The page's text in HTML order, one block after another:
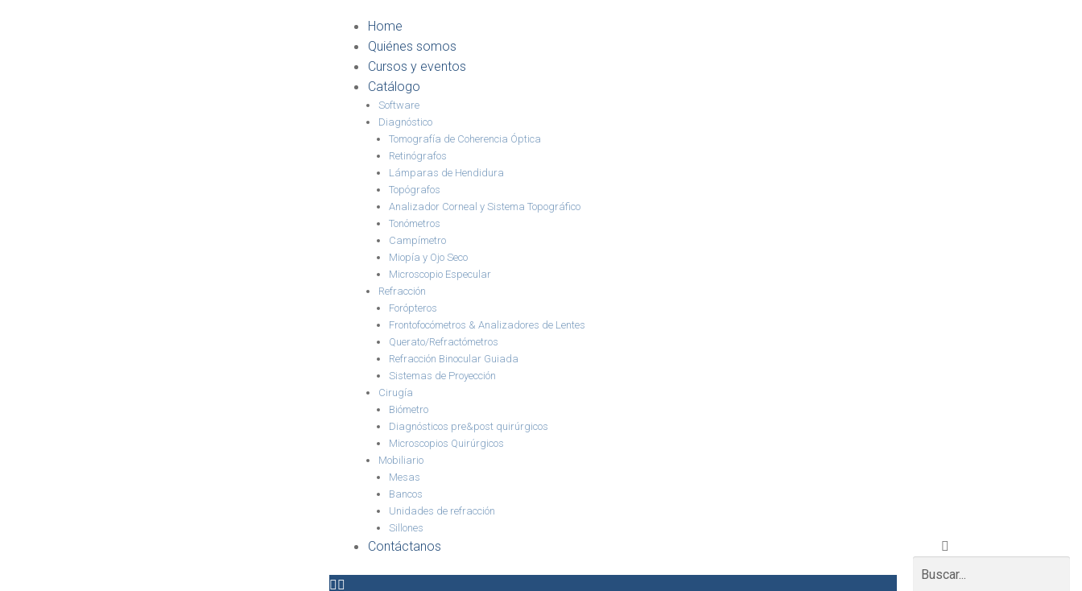
Home
Quiénes somos
Cursos y eventos
Catálogo
Software
Diagnóstico
Tomografía de Coherencia Óptica
Retinógrafos
Lámparas de Hendidura
Topógrafos
Analizador Corneal y Sistema Topográfico
Tonómetros
Campímetro
Miopía y Ojo Seco
Microscopio Especular
Refracción
Forópteros
Frontofocómetros & Analizadores de Lentes
Querato/Refractómetros
Refracción Binocular Guiada
Sistemas de Proyección
Cirugía
Biómetro
Diagnósticos pre&post quirúrgicos
Microscopios Quirúrgicos
Mobiliario
Mesas
Bancos
Unidades de refracción
Sillones
Contáctanos